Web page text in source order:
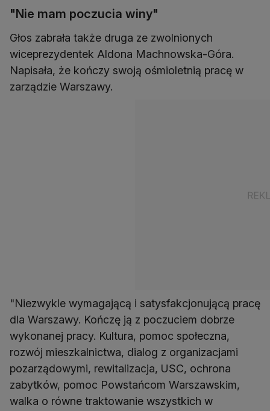
"Nie mam poczucia winy"
Głos zabrała także druga ze zwolnionych
wiceprezydentek Aldona Machnowska-Góra.
Napisała, że kończy swoją ośmioletnią pracę w
zarządzie Warszawy.
"Niezwykle wymagającą i satysfakcjonującą pracę
dla Warszawy. Kończę ją z poczuciem dobrze
wykonanej pracy. Kultura, pomoc społeczna,
rozwój mieszkalnictwa, dialog z organizacjami
pozarządowymi, rewitalizacja, USC, ochrona
zabytków, pomoc Powstańcom Warszawskim,
walka o równe traktowanie wszystkich w